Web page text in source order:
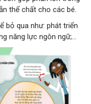
thể chất cho các bé.
bỏ qua như: phát triển
năng lực ngôn ngữ;...